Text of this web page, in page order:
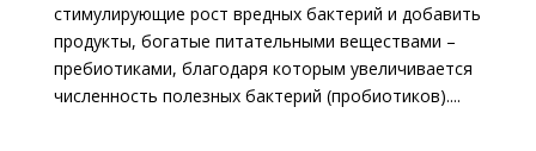
стимулирующие рост вредных бактерий и добавить
продукты, богатые питательными веществами –
пребиотиками, благодаря которым увеличивается
численность полезных бактерий (пробиотиков)....